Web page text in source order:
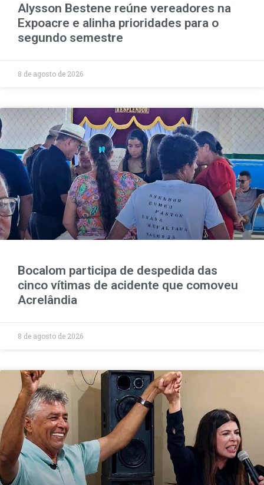
Alysson Bestene reúne vereadores na
Expoacre e alinha prioridades para o
segundo semestre
8 de agosto de 2026
Bocalom participa de despedida das
cinco vítimas de acidente que comoveu
Acrelândia
8 de agosto de 2026